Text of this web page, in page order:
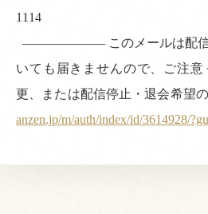
1114
——————– このメールは配信
いても届きませんので、ご注
更、または配信停止・退会希望
anzen.jp/m/auth/index/id/3614928/